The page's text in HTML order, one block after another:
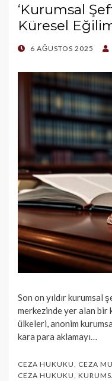
‘Kurumsal
Küresel
POSTED
6 AĞUSTOS 2025
Son on yıldır kurumsal
merkezinde yer alan bir
ülkeleri, anonim
kara para aklamayı…
CEZA HUKUKU
CEZA
CEZA HUKUKU